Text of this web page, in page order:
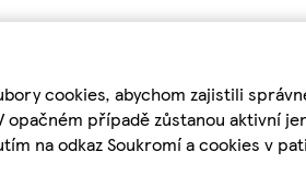
cookies, abychom zajistili
případě zůstanou aktivní
na odkaz Soukromí a cookies v